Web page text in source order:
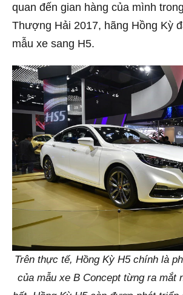
quan đến gian hàng của mình
Thượng Hải 2017, hãng Hồng Kỳ
mẫu xe sang H5.
Trên thực tế, Hồng Kỳ H5 chính là
của mẫu xe B Concept từng ra mắt